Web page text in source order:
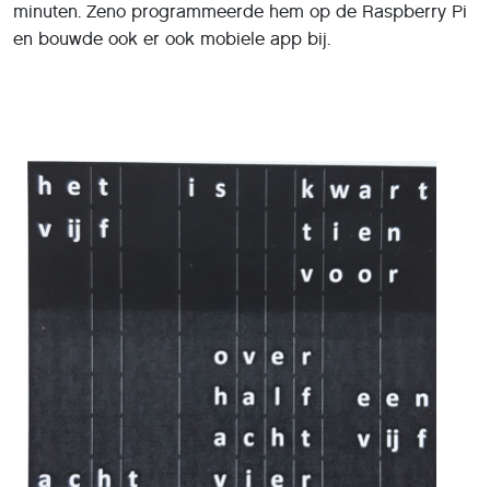
minuten. Zeno programmeerde hem op de Raspberry Pi
en bouwde ook er ook mobiele app bij.